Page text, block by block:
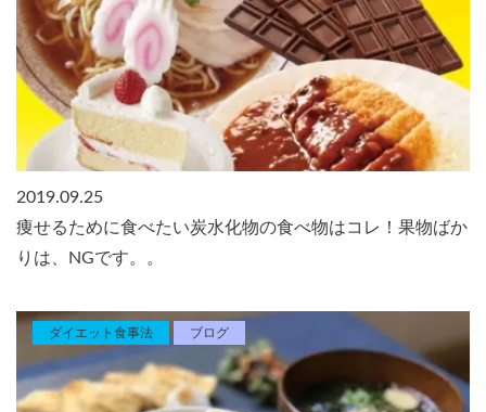
2019.09.25
痩せるために食べたい炭水化物の食べ物はコレ！果物ばか
りは、NGです。。
ダイエット食事法 ブログ